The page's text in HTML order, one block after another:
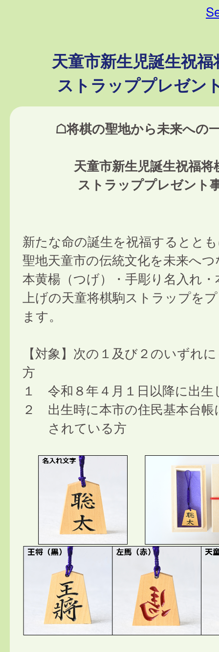
天童市新生児誕生祝福
ストラッププレゼン
☖将棋の聖地から未来への
天童市新生児誕生祝福将
ストラッププレゼント
新たな命の誕生を祝福するとと
聖地天童市の伝統文化を未来へ
本黄楊（つげ）・手彫り名入れ
上げの天童将棋駒ストラップを
ます。
【対象】次の１及び２のいずれ
方
１ 令和８年４月１日以降に出生
２ 出生時に本市の住民基本台帳
されている方